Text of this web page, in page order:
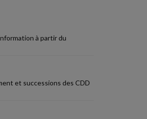
à partir du
et successions des CDD